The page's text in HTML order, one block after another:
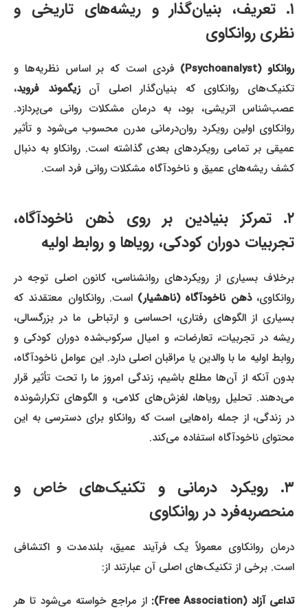
۱. تعریف، بنیان‌گذار و ریشه‌های تاریخی و
نظری روانکاوی
روانکاو (Psychoanalyst)
فردی است که بر اساس نظریه‌ها و
تکنیک‌های روانکاوی که بنیان‌گذار اصلی آنزیگموند فروید،
عصب‌شناس اتریشی، بود، به درمان مشکلات روانی می‌پردازد.
روانکاوی اولین رویکرد روان‌درمانی مدرن محسوب می‌شود و تأثیر
عمیقی بر تمامی رویکردهای بعدی گذاشته است. روانکاو به دنبال
کشف ریشه‌های عمیق و ناخودآگاه مشکلات روانی فرد است.
۲. تمرکز بنیادین بر روی ذهن ناخودآگاه،
تجربیات دوران کودکی، رویاها و روابط اولیه
برخلاف بسیاری از رویکردهای روانشناسی، کانون اصلی توجه در
روانکاوی،ذهن ناخودآگاه (ناهشیار)است. روانکاوان معتقدند که
بسیاری از الگوهای رفتاری، احساسی و ارتباطی ما در بزرگسالی،
ریشه در تجربیات، تعارضات، و امیال سرکوب‌شده دوران کودکی و
روابط اولیه ما با والدین یا مراقبان اصلی دارد. این عوامل ناخودآگاه،
بدون آنکه از آن‌ها مطلع باشیم، زندگی امروز ما را تحت تأثیر قرار
می‌دهند. تحلیل رویاها، لغزش‌های کلامی، و الگوهای تکرارشونده
در زندگی، از جمله راه‌هایی است که روانکاو برای دسترسی به این
محتوای ناخودآگاه استفاده می‌کند.
۳. رویکرد درمانی و تکنیک‌های خاص و
منحصربه‌فرد در روانکاوی
درمان روانکاوی معمولاً یک فرآیند عمیق، بلندمدت و اکتشافی
است. برخی از تکنیک‌های اصلی آن عبارتند از:
تداعی آزاد (Free Association):
از مراجع خواسته می‌شود تا هر